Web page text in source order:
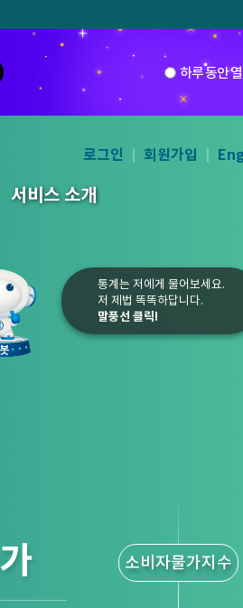
하루 동안
서비스 소개
로그인 회원가입
통계는 저에게 물어보세요.
저 제법 똑똑하답니다.
말풍선 클릭!
전산업 생산